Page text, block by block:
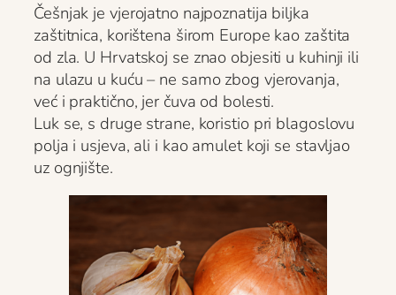
Češnjak je vjerojatno najpoznatija biljka
zaštitnica, korištena širom Europe kao zaštita
od zla. U Hrvatskoj se znao objesiti u kuhinji ili
na ulazu u kuću – ne samo zbog vjerovanja,
već i praktično, jer čuva od bolesti.
Luk se, s druge strane, koristio pri blagoslovu
polja i usjeva, ali i kao amulet koji se stavljao
uz ognjište.